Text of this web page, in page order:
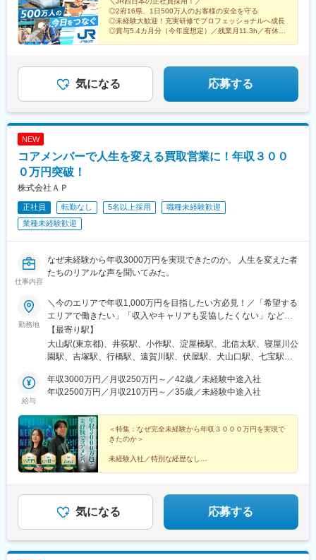
取）島根県（松江、浜田、出雲）広島県（広島、福山、三原）山
口県（山口、周南、下関）■九州福岡県（福岡)
駅、天王寺駅、森ノ宮駅、京橋駅(大阪府)、四天王寺前夕陽ケ丘
駅、富木駅、日根野駅、王寺駅、木津駅(京都府)、津田駅、伊賀上
野駅、高田駅(奈良県)、兵庫駅、芦屋駅(東海道本線)、西明石駅、
姫路駅、加古川駅、西脇市駅、相生駅(兵庫県)、太市駅、和歌山
知山駅、綾部駅、篠山口駅、豊岡駅(兵庫県)、寺前駅、大阪阿部野
橋駅、ハーバーランド駅、瀬戸駅、和気駅、備前三門駅、津山
駅、土橋駅(愛知県)、新神戸駅、新倉敷駅、西条駅(広島県)、清流
新岩国駅、小倉駅(福岡県)、博多南駅、福井駅、東寺駅、高槻駅、
東向日駅、千里丘駅、玉川駅(大阪府)、中津駅(地下鉄)、川西能勢
開駅、芦屋川駅、山陽姫路駅、田中口駅、神戸駅(兵庫県)、倉敷市
駅、山頂駅(千光寺山)、電鉄出雲市駅、猿猴橋町駅、広電宮島口
駅前駅、信貴山下駅、芦屋駅(阪神線)、西元町駅、西川緑道公園駅
上）23万706円以上、月給（高卒以上）21万2,541円以上となりま
す※上記基本給と別途、諸手当として扶養・職務・時間外・通勤手
当等を支給します……入社時年収例……大卒、月15時間相当の時
間外労働手当、賞与5.3ヵ月分（2025年度）を含む・社会人経験 5
500万円程度～・社会人経験 15年：入社時年収 540万円程度～・
社会人経験 20年：入社時年収 590万円程度～・社会人経験 25
年：入社時年収 600万円程度～
◎2府16県、1日500万人のお客様の安全を守る
◎未経験大歓迎！充実研修でプロフェッショナルへ成長
◎賞与5.4カ月分（今年度想定）／残業月11.3h／有休取
気になる 応募する
NEW
コアメンバーで人生を変える買取営業に！年収３００
０万円突破！
株式会社ＡＰ
正社員 転勤なし 5名以上採用
職種未経験歓迎
業種未経験歓迎
仕事内容
なぜ未経験から年収3000万円を実現できたのか。 人生を変えた者
たちのリアルな声を聞いてみた。
勤務地
＼今のエリアで年収1,000万円を目指したい方必見！／「希望する
エリアで働きたい」「収入やキャリアも妥協したくない」など、
一人ひとりの希望や生活環境を伺い、最適な配属先を決定します
◎地域に根ざして働きつつ、キャリアアップや高収入を目指せる
環境をご用意しています。【本社】 大阪府大阪市中央区伏見町4
東エリアを中心としたプロジェクト先（勤務地は、ご希望や現在
のお住まいを考慮して決定します◎）※転居を伴う転勤はありませ
【最寄り駅】
大山駅(東京都)、井荻駅、小作駅、淀屋橋駅、北信太駅、寝屋川公
園駅、吉塚駅、行橋駅、遠賀川駅、伏屋駅、犬山口駅、七宝駅、
駅、九重駅、滑河駅、大網駅、蛍池駅、三木駅(神戸電鉄線)、山陽
網干駅、山城青谷駅、五位堂駅、学園前駅(奈良県)、三瀬谷駅、亀
線)、久津川駅、和歌山港駅、前橋大島駅、吉井駅(群馬県)、つく
ば駅、下妻駅、高久駅、ゆいの杜東駅、西ノ口駅、磐田駅、土岐
市駅、鵜沼宿駅、モレラ岐阜駅、上田駅、新居浜駅、伊予三島
駅、川之江駅、高島駅(岡山県)、早島駅、高瀬駅(香川県)、滝の茶
屋駅、具同駅、あき総合病院前駅、山田西町駅、廿日市駅、広
(ＩＲいしかわ鉄道線)、西加積駅、東野尻駅、三沢駅(青森県)、板
柳駅、脇ノ沢駅、石鳥谷駅、矢幅駅、扇田駅、十文字駅、原ノ町
給与
年収3000万円／月収250万円～／42歳／未経験中途入社
年収2500万円／月収210万円～／35歳／未経験中途入社
＜特集：なぜ完全未経験から年収３０００万円を実現で
きたのか＞
未経験入社／特別な経歴なし
人生を変えた、リアルな声を集めました。
▼続きは特集記事へ▼
気になる 応募する